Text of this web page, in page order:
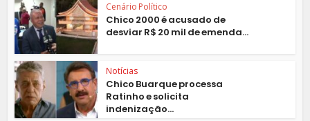
Cenário Político
Chico 2000 é acusado de
desviar R$ 20 mil de emenda...
Notícias
Chico Buarque processa
Ratinho e solicita
indenização...